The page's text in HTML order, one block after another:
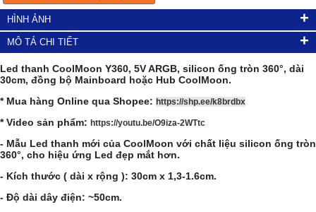
HÌNH ẢNH +
MÔ TẢ CHI TIẾT +
Led thanh CoolMoon Y360, 5V ARGB, silicon ống tròn 360°, dài
30cm, đồng bộ Mainboard hoặc Hub CoolMoon.
* Mua hàng Online qua Shopee: https://shp.ee/k8brdbx
* Video sản phẩm: https://youtu.be/O9iza-2WTtc
- Mẫu Led thanh mới của CoolMoon với chất liệu silicon ống tròn
360°, cho hiệu ứng Led đẹp mắt hơn.
- Kích thước ( dài x rộng ): 30cm x 1,3-1.6cm.
- Độ dài dây điện: ~50cm.